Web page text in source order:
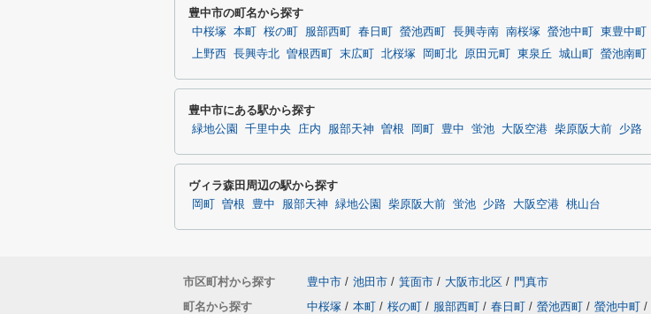
豊中市の町名から探す
中桜塚 本町 桜の町 服部西町 春日町 螢池西町 長興寺南 南桜塚 螢池中町 東豊中町
上野西
長興寺北 曽根西町 末広町 北桜塚 岡町北 原田元町 東泉丘 城山町 螢池南町
豊中市にある駅から探す
緑地公園 千里中央 庄内 服部天神 曽根 岡町 豊中 蛍池 大阪空港 柴原阪大前 少路
ヴィラ森田周辺の駅から探す
岡町 曽根 豊中 服部天神 緑地公園 柴原阪大前 蛍池 少路 大阪空港 桃山台
市区町村から探す 豊中市 / 池田市 / 箕面市 / 大阪市北区 / 門真市
町名から探す
中桜塚 / 本町 / 桜の町 / 服部西町 / 春日町 / 螢池西町 / 螢池中町 /